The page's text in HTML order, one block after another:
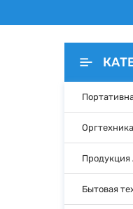
Оргтехника
Продукция
Бытовая